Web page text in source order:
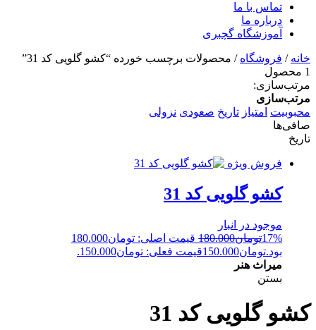
تماس با ما
درباره ما
آموزشگاه گچبری
خانه / فروشگاه / محصولات برچسب خورده “کشو گلویی کد 31”
1 محصول
مرتب‌سازی:
مرتب‌سازی
محبوبیت امتیاز تاریخ صعودی نزولی
صافی‌ها
تاریخ
فروش ویژه
کشو گلویی کد 31
موجود در انبار
17%تومان180.000
قیمت اصلی: تومان180.000
بود.تومان150.000قیمت فعلی: تومان150.000.
میراث هنر
بستن
کشو گلویی کد 31